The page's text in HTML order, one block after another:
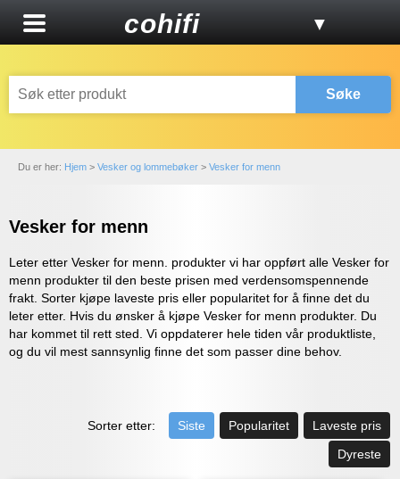
cohifi ▼
Søke
Du er her: Hjem > Vesker og lommebøker > Vesker for menn
Vesker for menn
Leter etter Vesker for menn. produkter vi har oppført alle Vesker for
menn produkter til den beste prisen med verdensomspennende
frakt. Sorter kjøpe laveste pris eller popularitet for å finne det du
leter etter. Hvis du ønsker å kjøpe Vesker for menn produkter. Du
har kommet til rett sted. Vi oppdaterer hele tiden vår produktliste,
og du vil mest sannsynlig finne det som passer dine behov.
Sorter etter: Siste Popularitet
Laveste pris
Dyreste